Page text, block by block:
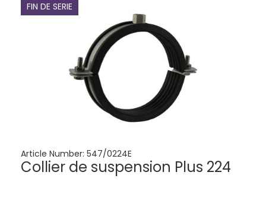
FIN DE SERIE
Article Number: 547/0224E
Collier de suspension Plus 224